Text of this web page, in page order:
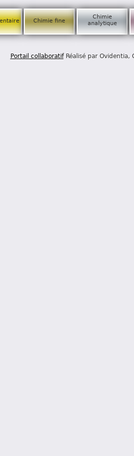
Chimie fine
Chimie
analytique
Portail collaboratifRéalisé par Ovidentia,